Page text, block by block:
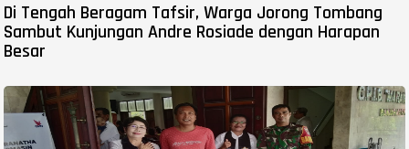
Di Tengah Beragam Tafsir, Warga Jorong Tombang
Sambut Kunjungan Andre Rosiade dengan Harapan
Besar